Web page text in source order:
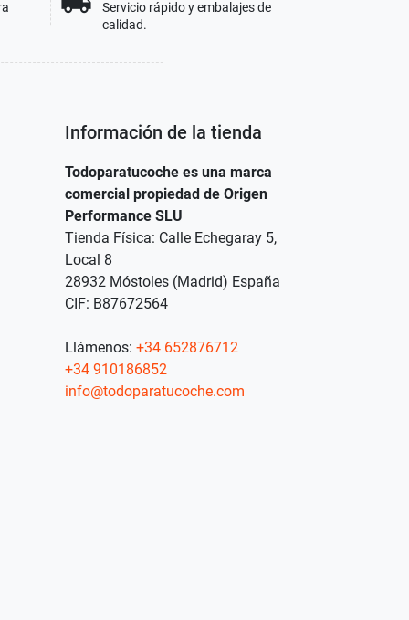
Servicio rápido y embalajes de
calidad.
Información de la tienda
Todoparatucoche es una marca
comercial propiedad de Origen
Performance SLU
Tienda Física: Calle Echegaray 5,
Local 8
28932 Móstoles (Madrid) España
CIF: B87672564
Llámenos: +34 652876712
+34 910186852
info@todoparatucoche.com